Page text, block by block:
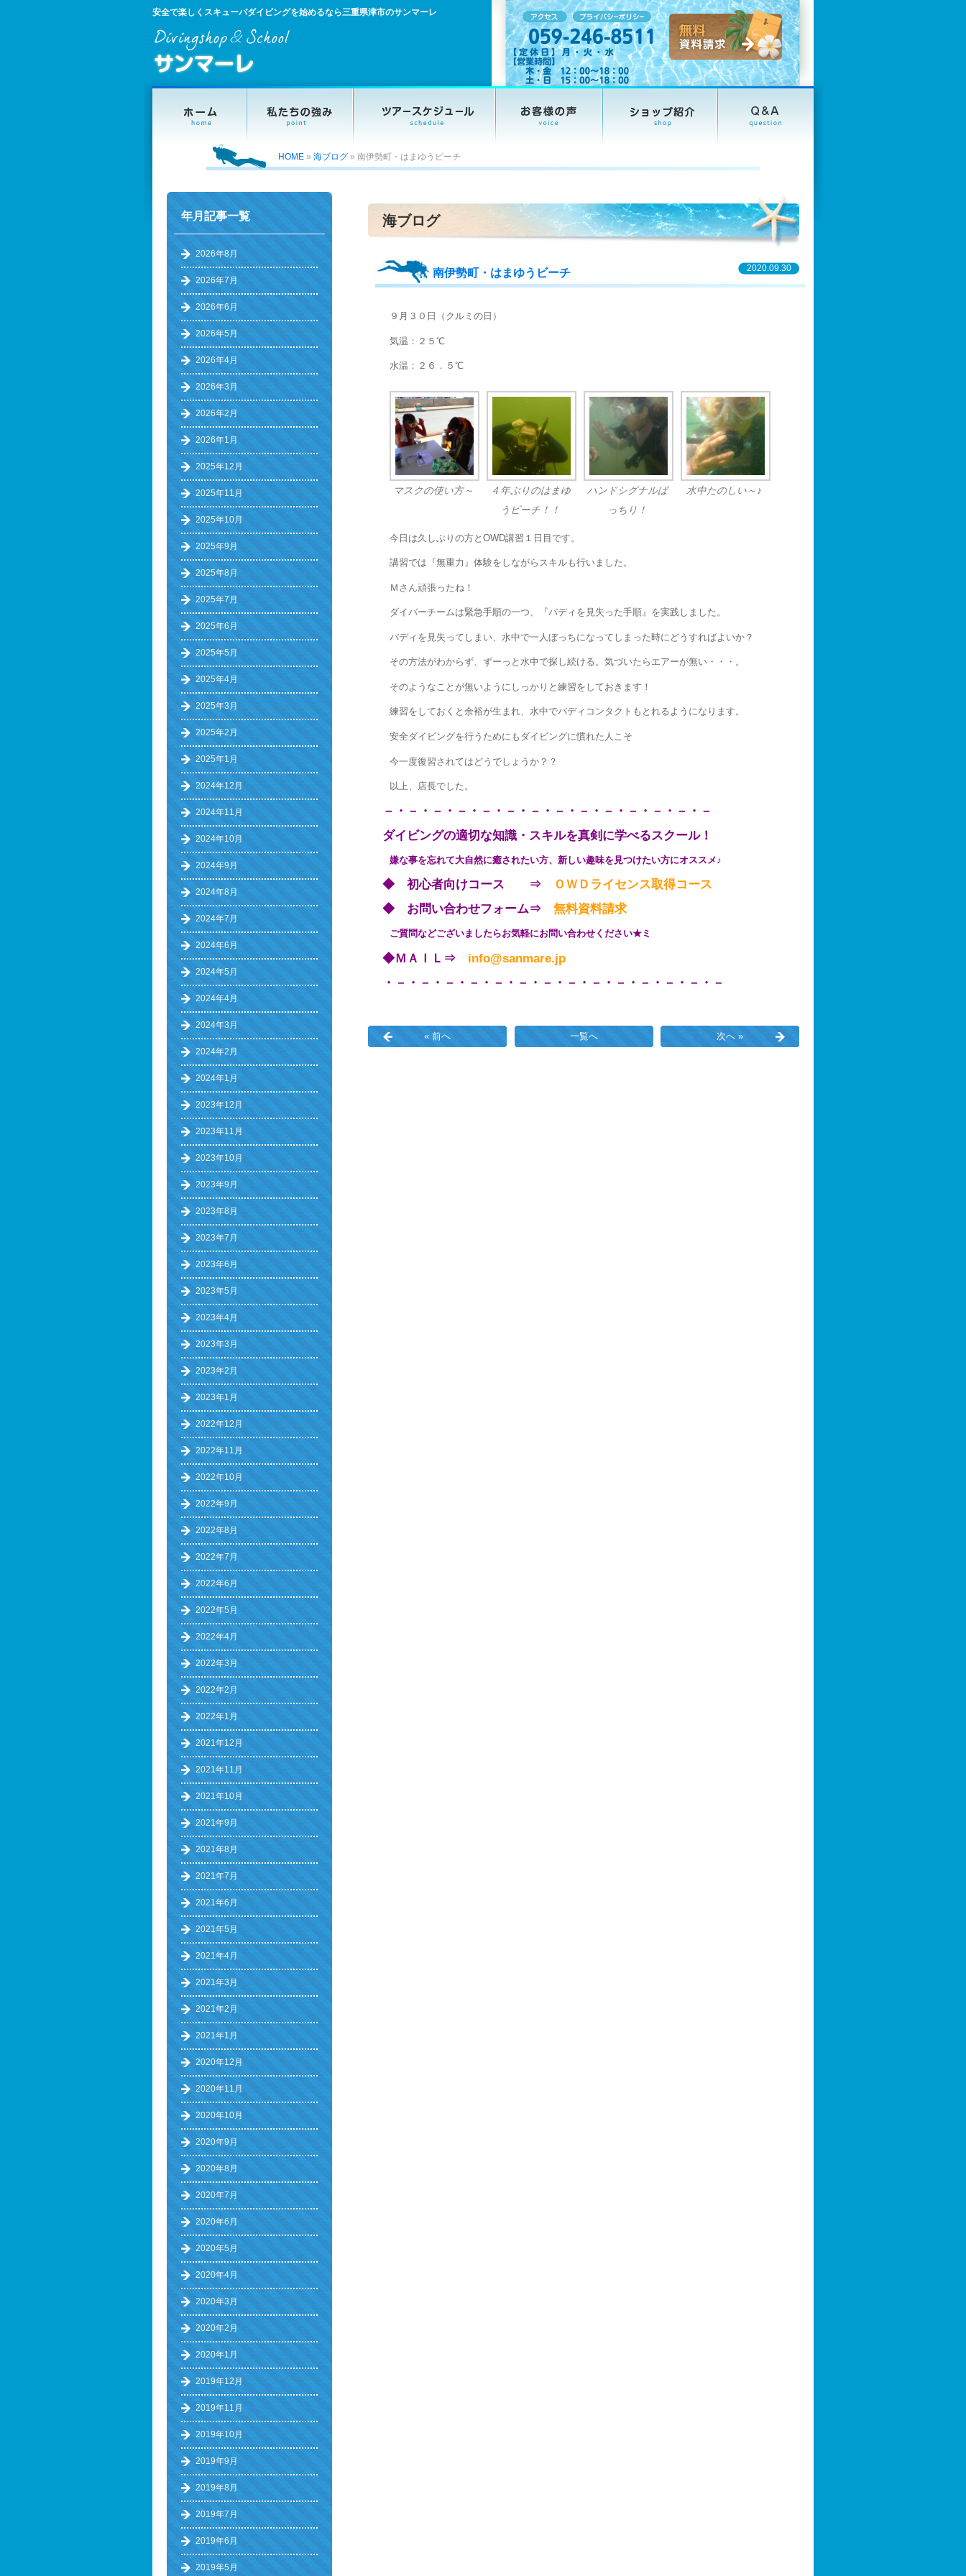
安全で楽しくスキューバダイビングを始めるなら三重県津市のサンマーレ
HOME » 海ブログ » 南伊勢町・はまゆうビーチ
海ブログ
南伊勢町・はまゆうビーチ 2020.09.30
９月３０日（クルミの日）
気温：２５℃
水温：２６．５℃
マスクの使い方～
４年ぶりのはまゆ
うビーチ！！
ハンドシグナルば
っちり！
水中たのしい～♪
今日は久しぶりの方とOWD講習１日目です。
講習では『無重力』体験をしながらスキルも行いました。
Ｍさん頑張ったね！
ダイバーチームは緊急手順の一つ、『バディを見失った手順』を実践しました。
バディを見失ってしまい、水中で一人ぼっちになってしまった時にどうすればよいか？
その方法がわからず、ずーっと水中で探し続ける。気づいたらエアーが無い・・・。
そのようなことが無いようにしっかりと練習をしておきます！
練習をしておくと余裕が生まれ、水中でバディコンタクトもとれるようになります。
安全ダイビングを行うためにもダイビングに慣れた人こそ
今一度復習されてはどうでしょうか？？
以上、店長でした。
－・－・－・－・－・－・－・－・－・－・－・－・－・－
ダイビングの適切な知識・スキルを真剣に学べるスクール！
嫌な事を忘れて大自然に癒されたい方、新しい趣味を見つけたい方にオススメ♪
◆ 初心者向けコース ⇒
ＯＷＤライセンス取得コース
◆ お問い合わせフォーム⇒ 無料資料請求
ご質問などございましたらお気軽にお問い合わせください★ミ
◆ＭＡＩＬ⇒ info@sanmare.jp
・－・－・－・－・－・－・－・－・－・－・－・－・－・－
« 前へ 一覧へ 次へ »
年月記事一覧
2026年8月
2026年7月
2026年6月
2026年5月
2026年4月
2026年3月
2026年2月
2026年1月
2025年12月
2025年11月
2025年10月
2025年9月
2025年8月
2025年7月
2025年6月
2025年5月
2025年4月
2025年3月
2025年2月
2025年1月
2024年12月
2024年11月
2024年10月
2024年9月
2024年8月
2024年7月
2024年6月
2024年5月
2024年4月
2024年3月
2024年2月
2024年1月
2023年12月
2023年11月
2023年10月
2023年9月
2023年8月
2023年7月
2023年6月
2023年5月
2023年4月
2023年3月
2023年2月
2023年1月
2022年12月
2022年11月
2022年10月
2022年9月
2022年8月
2022年7月
2022年6月
2022年5月
2022年4月
2022年3月
2022年2月
2022年1月
2021年12月
2021年11月
2021年10月
2021年9月
2021年8月
2021年7月
2021年6月
2021年5月
2021年4月
2021年3月
2021年2月
2021年1月
2020年12月
2020年11月
2020年10月
2020年9月
2020年8月
2020年7月
2020年6月
2020年5月
2020年4月
2020年3月
2020年2月
2020年1月
2019年12月
2019年11月
2019年10月
2019年9月
2019年8月
2019年7月
2019年6月
2019年5月